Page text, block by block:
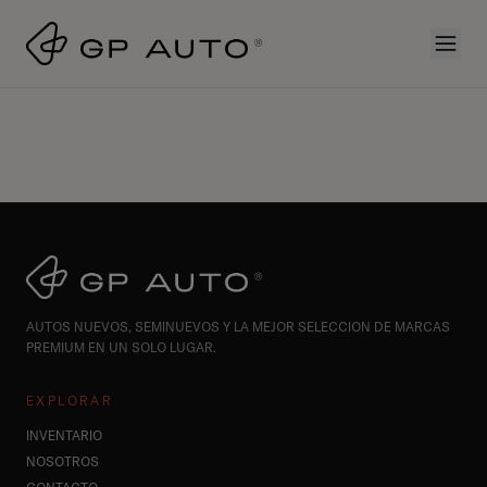
AUTOS NUEVOS, SEMINUEVOS Y LA MEJOR SELECCION DE MARCAS
PREMIUM EN UN SOLO LUGAR.
EXPLORAR
INVENTARIO
NOSOTROS